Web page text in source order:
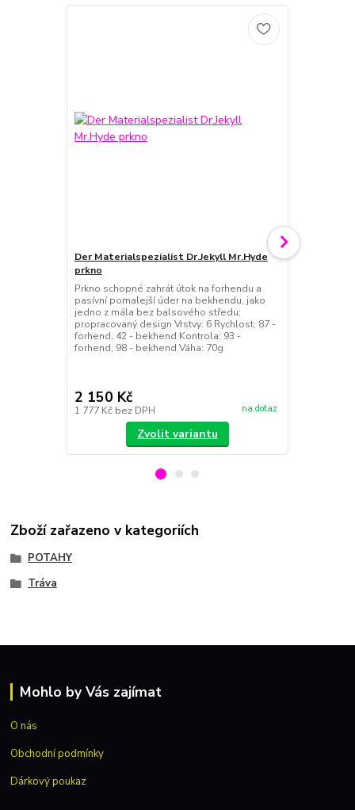
Der Materialspezialist Dr.Jekyll Mr.Hyde
prkno
Prkno schopné zahrát útok na forhendu a
pasívní pomalejší úder na bekhendu, jako
jedno z mála bez balsového středu;
propracovaný design Vrstvy: 6 Rychlost: 87 -
forhend, 42 - bekhend Kontrola: 93 -
forhend, 98 - bekhend Váha: 70g
2 150 Kč
1 777 Kč bez DPH na dotaz
Zvolit variantu
Zboží zařazeno v kategoriích
POTAHY
Tráva
Mohlo by Vás zajímat
O nás
Obchodní podmínky
Dárkový poukaz